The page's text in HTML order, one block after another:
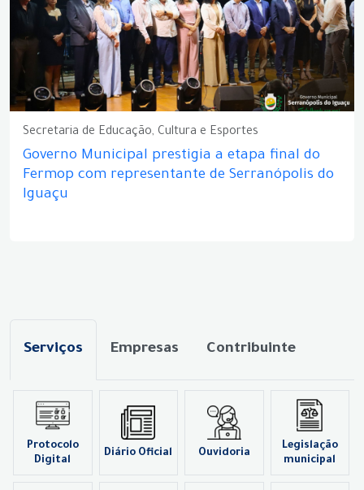
Secretaria de Educação, Cultura e Esportes
Governo Municipal prestigia a etapa final do
Fermop com representante de Serranópolis do
Iguaçu
Serviços Empresas Contribuinte
Protocolo
Digital
Diário Oficial Ouvidoria
Legislação
municipal